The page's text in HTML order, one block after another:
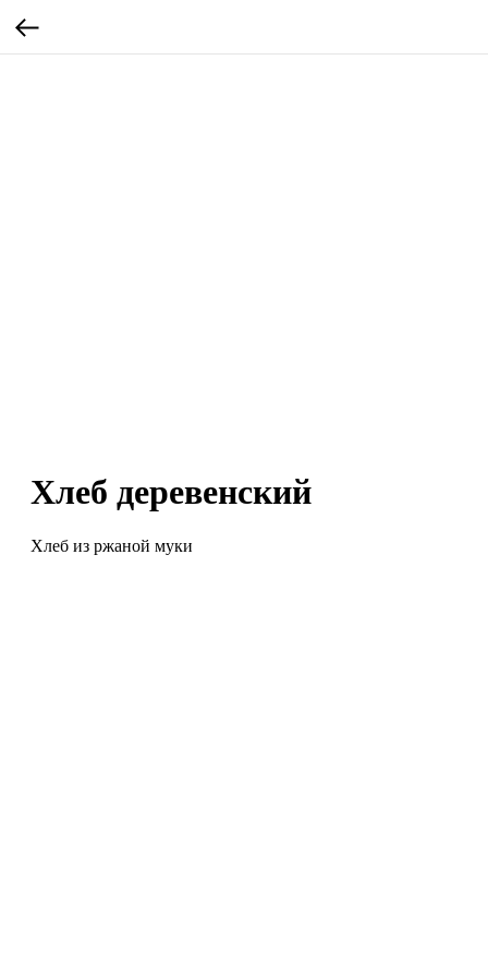
Хлеб деревенский
Хлеб из ржаной муки